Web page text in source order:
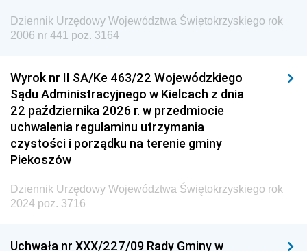
Dziennik Urzędowy Agencji Wywiadu
Dziennik Urzędowy Województwa Świętokrzyskiego rok
2006 nr 441 poz. 3164
Wyrok nr II SA/Ke 463/22 Wojewódzkiego
Sądu Administracyjnego w Kielcach z dnia
22 października 2026 r. w przedmiocie
uchwalenia regulaminu utrzymania
czystości i porządku na terenie gminy
Piekoszów
Dziennik Urzędowy Województwa Świętokrzyskiego rok
2024 poz. 3716
Uchwała nr XXX/227/09 Rady Gminy w